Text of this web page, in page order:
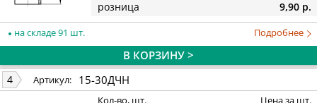
розница
9,90 р.
на складе 91 шт. Подробнее
В КОРЗИНУ >
4 Артикул: 15-30ДЧН
Кол-во, шт. Цена за шт.